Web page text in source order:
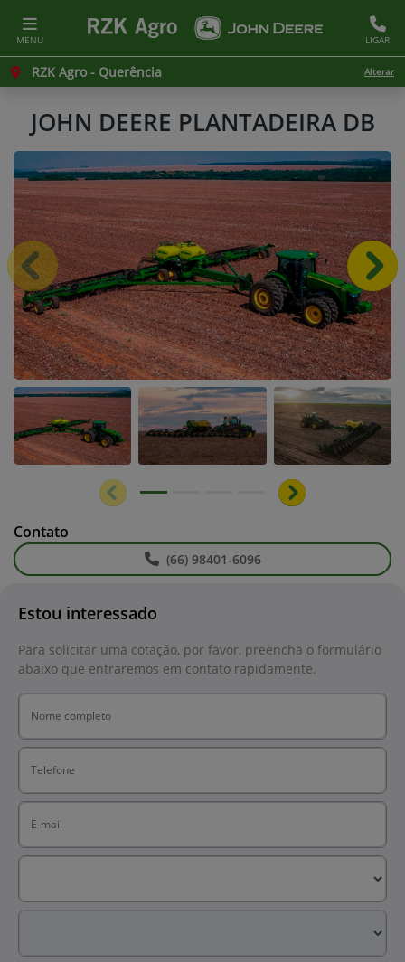
MENU LIGAR
RZK Agro - Querência Alterar
JOHN DEERE PLANTADEIRA DB
Estou interessado
Para solicitar uma cotação, por favor, preencha o formulário
abaixo que entraremos em contato rapidamente.
Anterior
Anterior
Próximo
Contato
(66) 98401-6096